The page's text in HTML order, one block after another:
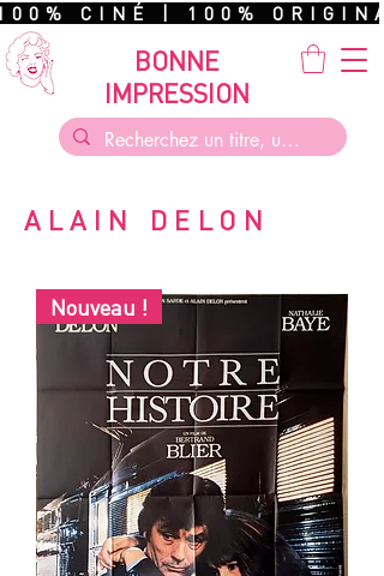
BONNE
IMPRESSION
CINÉ | 100%
ALAIN DELON
Nouveau !